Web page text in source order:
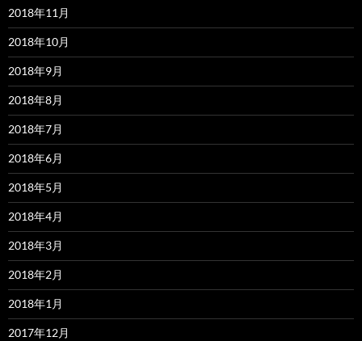
2018年11月
2018年10月
2018年9月
2018年8月
2018年7月
2018年6月
2018年5月
2018年4月
2018年3月
2018年2月
2018年1月
2017年12月